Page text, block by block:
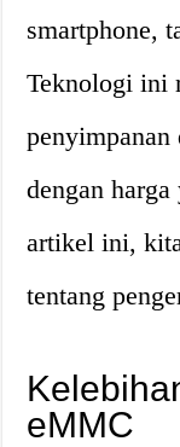
smartphone,
Teknologi ini
dengan
artikel ini,
tentang
eMMC